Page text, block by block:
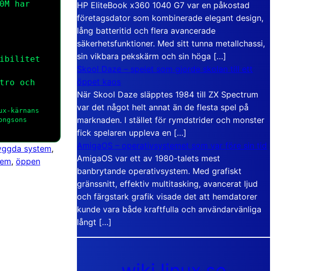
har
och
kärnans
system
, öppen
HP EliteBook x360 1040 G7 var en påkostad
företagsdator som kombinerade elegant design,
lång batteritid och flera avancerade
säkerhetsfunktioner. Med sitt tunna metallchassi,
sin vikbara pekskärm och sin höga […]
Skool Daze – spelet som gjorde skolan till ett
öppet kaos
När Skool Daze släpptes 1984 till ZX Spectrum
var det något helt annat än de flesta spel på
marknaden. I stället för rymdstrider och monster
fick spelaren uppleva en […]
AmigaOS – operativsystemet som var före sin tid
AmigaOS var ett av 1980-talets mest
banbrytande operativsystem. Med grafiskt
gränssnitt, effektiv multitasking, avancerat ljud
och färgstark grafik visade det att hemdatorer
kunde vara både kraftfulla och användarvänliga
långt […]